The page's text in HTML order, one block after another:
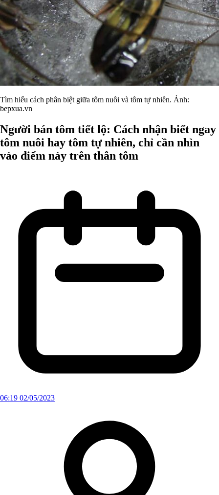
Tìm hiểu cách phân biệt giữa tôm nuôi và tôm tự nhiên. Ảnh:
bepxua.vn
Người bán tôm tiết lộ: Cách nhận biết ngay
tôm nuôi hay tôm tự nhiên, chỉ cần nhìn
vào điểm này trên thân tôm
06:19 02/05/2023